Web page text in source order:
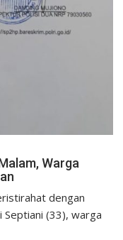
Warga
dengan
(33), warga